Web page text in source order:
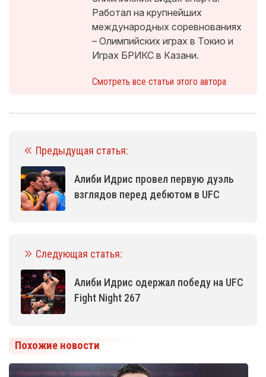
Работал на крупнейших
международных соревнованиях
– Олимпийских играх в Токио и
Играх БРИКС в Казани.
Смотреть все статьи этого автора
Предыдущая статья:
Алиби Идрис провел первую дуэль
взглядов перед дебютом в UFC
Следующая статья:
Алиби Идрис одержал победу на UFC
Fight Night 267
Похожие новости